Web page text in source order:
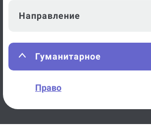
Направление
Гуманитарное
Право